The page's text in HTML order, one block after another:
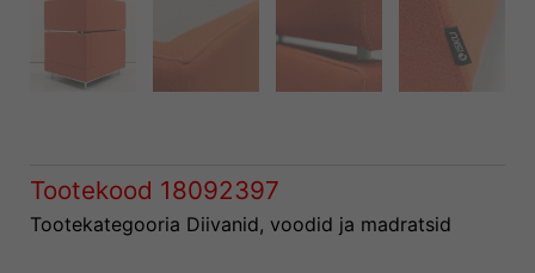
Tootekood 18092397
Tootekategooria Diivanid, voodid ja madratsid